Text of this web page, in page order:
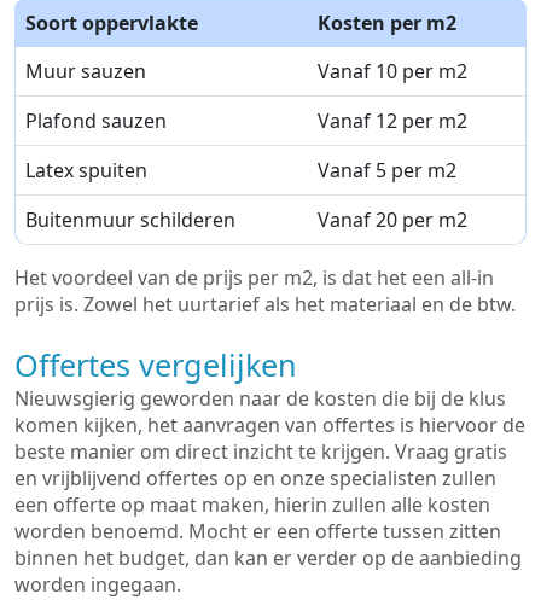
Soort oppervlakte
Kosten per m2
Muur sauzen
Vanaf 10 per m2
Plafond sauzen
Vanaf 12 per m2
Latex spuiten
Vanaf 5 per m2
Buitenmuur schilderen
Vanaf 20 per m2
Het voordeel van de prijs per m2, is dat het een all-in
prijs is. Zowel het uurtarief als het materiaal en de btw.
Offertes vergelijken
Nieuwsgierig geworden naar de kosten die bij de klus
komen kijken, het aanvragen van offertes is hiervoor de
beste manier om direct inzicht te krijgen. Vraag gratis
en vrijblijvend offertes op en onze specialisten zullen
een offerte op maat maken, hierin zullen alle kosten
worden benoemd. Mocht er een offerte tussen zitten
binnen het budget, dan kan er verder op de aanbieding
worden ingegaan.